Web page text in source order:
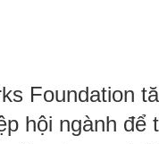
Foundation
hội ngành để